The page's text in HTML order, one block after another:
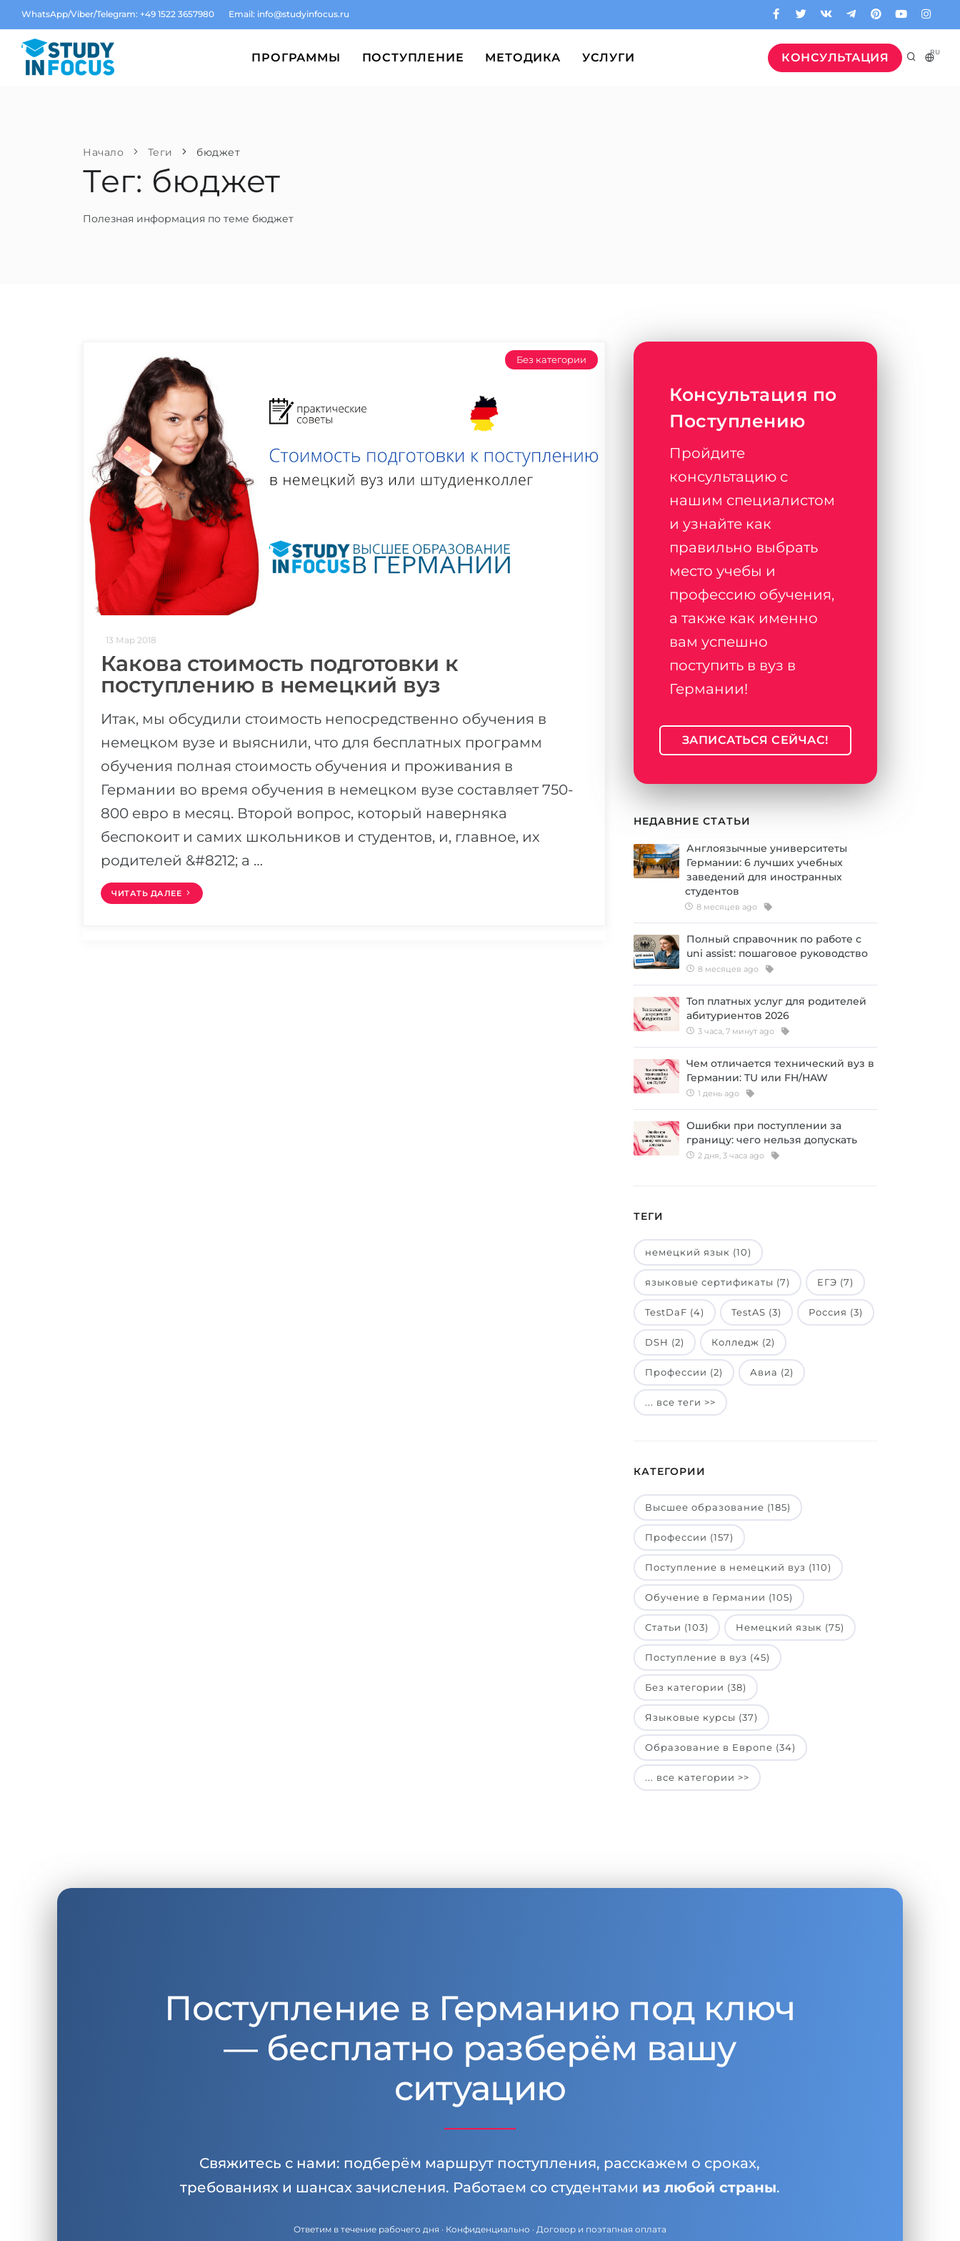
WhatsApp/Viber/Telegram: +49 1522 3657980 Email: info@studyinfocus.ru
КОНСУЛЬТАЦИЯ RU
ПРОГРАММЫ ПОСТУПЛЕНИЕ МЕТОДИКА УСЛУГИ
Начало Теги бюджет
Тег: бюджет
Полезная информация по теме бюджет
Без категории
13 Мар 2018
Какова стоимость подготовки к
поступлению в немецкий вуз
Итак, мы обсудили стоимость непосредственно обучения в
немецком вузе и выяснили, что для бесплатных программ
обучения полная стоимость обучения и проживания в
Германии во время обучения в немецком вузе составляет 750-
800 евро в месяц. Второй вопрос, который наверняка
беспокоит и самих школьников и студентов, и, главное, их
родителей &#8212; а …
ЧИТАТЬ ДАЛЕЕ
Консультация по
Поступлению
Пройдите
консультацию с
нашим специалистом
и узнайте как
правильно выбрать
место учебы и
профессию обучения,
а также как именно
вам успешно
поступить в вуз в
Германии!
ЗАПИСАТЬСЯ СЕЙЧАС!
НЕДАВНИЕ СТАТЬИ
Англоязычные университеты
Германии: 6 лучших учебных
заведений для иностранных
студентов
8 месяцев ago
Полный справочник по работе с
uni assist: пошаговое руководство
8 месяцев ago
Топ платных услуг для родителей
абитуриентов 2026
3 часа, 7 минут ago
Чем отличается технический вуз в
Германии: TU или FH/HAW
1 день ago
Ошибки при поступлении за
границу: чего нельзя допускать
2 дня, 3 часа ago
ТЕГИ
немецкий язык (10)
языковые сертификаты (7) ЕГЭ (7)
TestDaF (4) TestAS (3) Россия (3)
DSH (2) Колледж (2)
Профессии (2) Авиа (2)
... все теги >>
КАТЕГОРИИ
Высшее образование (185)
Профессии (157)
Поступление в немецкий вуз (110)
Обучение в Германии (105)
Статьи (103) Немецкий язык (75)
Поступление в вуз (45)
Без категории (38)
Языковые курсы (37)
Образование в Европе (34)
... все категории >>
Поступление в Германию под ключ
— бесплатно разберём вашу
ситуацию
Свяжитесь с нами: подберём маршрут поступления, расскажем о сроках,
требованиях и шансах зачисления. Работаем со студентами из любой страны.
Ответим в течение рабочего дня · Конфиденциально · Договор и поэтапная оплата